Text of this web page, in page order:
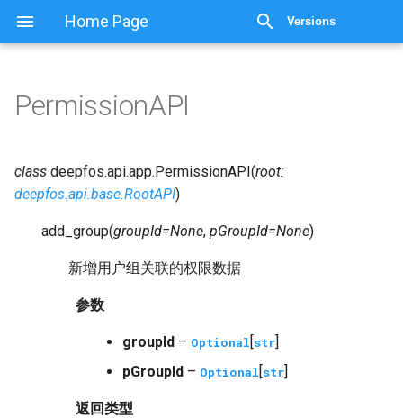
Home Page Versions
PermissionAPI
class deepfos.api.app.PermissionAPI(root:
deepfos.api.base.RootAPI)
add_group(groupId=None, pGroupId=None)
新增用户组关联的权限数据
参数
groupId – Optional[str]
pGroupId – Optional[str]
返回类型